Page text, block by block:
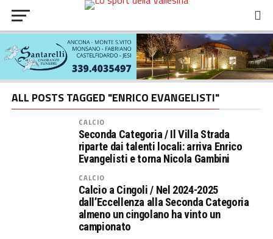
ALL POSTS TAGGED "ENRICO EVANGELISTI"
CALCIO
Seconda Categoria / Il Villa Strada
riparte dai talenti locali: arriva Enrico
Evangelisti e torna Nicola Gambini
CALCIO
Calcio a Cingoli / Nel 2024-2025
dall’Eccellenza alla Seconda Categoria
almeno un cingolano ha vinto un
campionato